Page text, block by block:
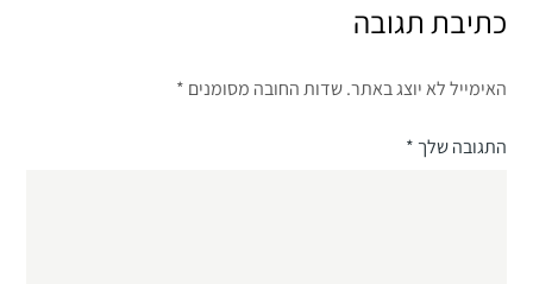
כתיבת תגובה
האימייל לא יוצג באתר. שדות החובה מסומנים *
התגובה שלך*